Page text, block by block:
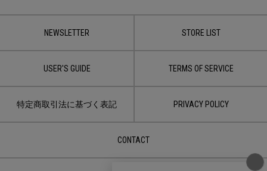
NEWSLETTER STORE LIST
USER'S GUIDE TERMS OF SERVICE
特定商取引法に基づく表記 PRIVACY POLICY
CONTACT